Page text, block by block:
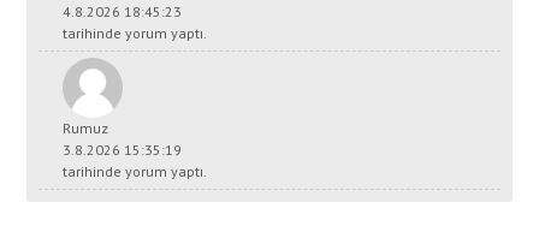
4.8.2026 18:45:23
tarihinde yorum yaptı.
Rumuz
3.8.2026 15:35:19
tarihinde yorum yaptı.